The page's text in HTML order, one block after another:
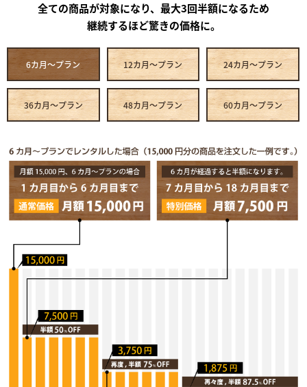
全ての商品が対象になり、最大3回半額になるため
継続するほど驚きの価格に。
6カ月～プラン 12カ月～プラン 24カ月～プラン
36カ月～プラン 48カ月～プラン 60カ月～プラン